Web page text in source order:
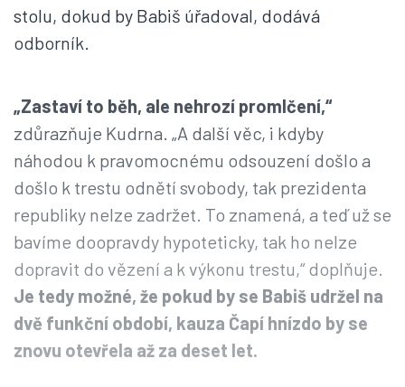
stolu, dokud by Babiš úřadoval, dodává
odborník.
„Zastaví to běh, ale nehrozí promlčení,“
zdůrazňuje Kudrna. „A další věc, i kdyby
náhodou k pravomocnému odsouzení došlo a
došlo k trestu odnětí svobody, tak prezidenta
republiky nelze zadržet. To znamená, a teď už se
bavíme doopravdy hypoteticky, tak ho nelze
dopravit do vězení a k výkonu trestu,“ doplňuje.
Je tedy možné, že pokud by se Babiš udržel na
dvě funkční období, kauza Čapí hnízdo by se
znovu otevřela až za deset let.